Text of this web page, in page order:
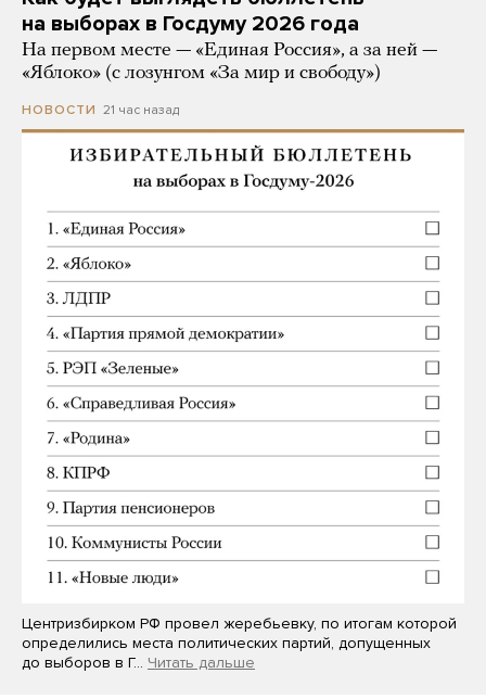
на выборах в Госдуму 2026 года
На первом месте — «Единая Россия», а за ней —
«Яблоко» (с лозунгом «За мир и свободу»)
НОВОСТИ 21 час назад
Центризбирком РФ провел жеребьевку, по итогам которой
определились места политических партий, допущенных
до выборов в Г… Читать дальше